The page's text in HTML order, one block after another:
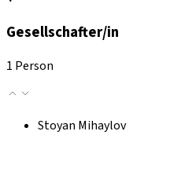
Gesellschafter/in
1 Person
Stoyan Mihaylov